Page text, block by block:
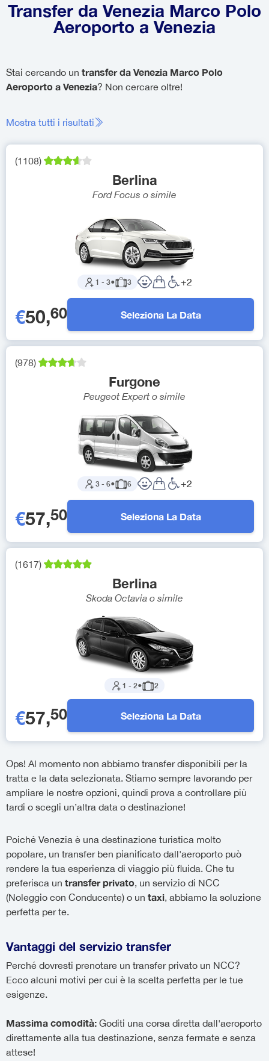
Transfer da Venezia Marco Polo
Aeroporto a Venezia
Stai cercando un transfer da Venezia Marco Polo
Aeroporto a Venezia? Non cercare oltre!
Mostra tutti i risultati
(1108)
Berlina
Ford Focus o simile
1 - 3● 3 +2
€50,60 Seleziona La Data
(978)
Furgone
Peugeot Expert o simile
3- 6● 6 +2
€57,50 Seleziona La Data
(1617)
Berlina
Skoda Octavia o simile
1 - 2● 2
€57,50 Seleziona La Data
Ops! Al momento non abbiamo transfer disponibili per la
tratta e la data selezionata. Stiamo sempre lavorando per
ampliare le nostre opzioni, quindi prova a controllare più
tardi o scegli un’altra data o destinazione!
Poiché Venezia è una destinazione turistica molto
popolare, un transfer ben pianificato dall'aeroporto può
rendere la tua esperienza di viaggio più fluida. Che tu
preferisca un transfer privato, un servizio di NCC
(Noleggio con Conducente) o un taxi, abbiamo la soluzione
perfetta per te.
Vantaggi del servizio transfer
Perché dovresti prenotare un transfer privato un NCC?
Ecco alcuni motivi per cui è la scelta perfetta per le tue
esigenze.
Massima comodità: Goditi una corsa diretta dall'aeroporto
direttamente alla tua destinazione, senza fermate e senza
attese!